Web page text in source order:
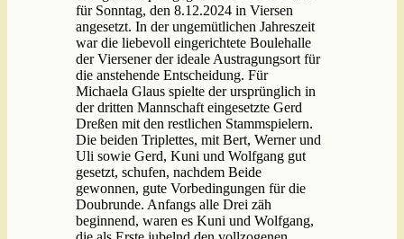
für Sonntag, den 8.12.2024 in Viersen
angesetzt. In der ungemütlichen Jahreszeit
war die liebevoll eingerichtete Boulehalle
der Viersener der ideale Austragungsort für
die anstehende Entscheidung. Für
Michaela Glaus spielte der ursprünglich in
der dritten Mannschaft eingesetzte Gerd
Dreßen mit den restlichen Stammspielern.
Die beiden Triplettes, mit Bert, Werner und
Uli sowie Gerd, Kuni und Wolfgang gut
gesetzt, schufen, nachdem Beide
gewonnen, gute Vorbedingungen für die
Doubrunde. Anfangs alle Drei zäh
beginnend, waren es Kuni und Wolfgang,